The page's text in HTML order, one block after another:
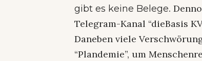
gibt es keine Belege.
Telegram-Kanal “dieBasis
Daneben viele
“Plandemie”, um